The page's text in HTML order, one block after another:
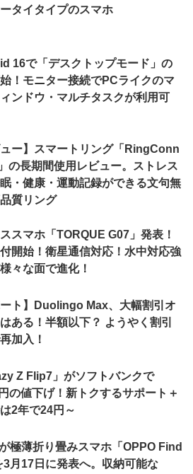
タイタイプのスマホ
16で「デスクトップモード」の
！モニター接続でPCライクのマ
ンドウ・マルチタスクが利用可
ュー】スマートリング「RingConn
の長期間使用レビュー。ストレス
・健康・運動記録ができる文句無
質リング
スマホ「TORQUE G07」発表！
開始！衛星通信対応！水中対応強
々な面で進化！
ート】Duolingo Max、大幅割引オ
ある！半額以下？ ようやく割引
加入！
Z Flip7」がソフトバンクで
の値下げ！新トクするサポート＋
2年で24円～
極薄折り畳みスマホ「OPPO Find
3月17日に発表へ。収納可能な